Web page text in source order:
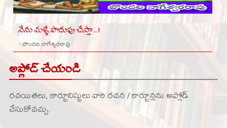
నేను మళ్ళీ పొదుపు చేస్తా...!
- బొందల నాగేశ్వరరావు
అప్లోడ్ చేయండి
రచయితలు, కార్టూనిస్టులు వారి రచన / కార్టూన్లను అప్లోడ్
చేసుకోవచ్చు.